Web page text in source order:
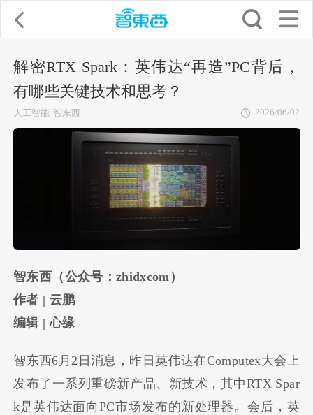
解密RTX Spark：英伟达“再造”PC背后，
有哪些关键技术和思考？
人工智能 智东西 2026/06/02
智东西（公众号：zhidxcom）
作者 | 云鹏
编辑 | 心缘
智东西6月2日消息，昨日英伟达在Computex大会上
发布了一系列重磅新产品、新技术，其中RTX Spar
k是英伟达面向PC市场发布的新处理器。会后，英